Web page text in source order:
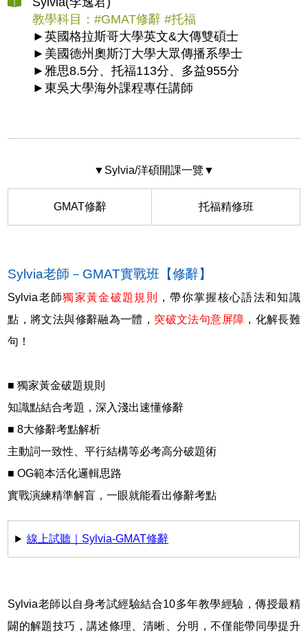
教學科目：#GMAT修辭 #托福
►英國格拉斯哥大學英文&大傳雙碩士
►美國德州奧斯汀大學大眾傳播系學士
►雅思8.5分、托福113分、多益955分
►東吳大學海外課程專任講師
▼Sylvia/洋碩開課一覽▼
GMAT修辭 托福精修班
Sylvia老師－GMAT實戰班【修辭】
Sylvia老師獨家黃金破題規則
，帶你掌握核心語法和知識
點，將文法與修辭融為一體， 突破文法句意屏障 ，化解長難
句！
■ 獨家黃金破題規則
知識點結合考題，深入淺出速懂修辭
■ 8大修辭考點解析
主動詞一致性、平行結構等必考高分破題術
■ OG範本活化邏輯思路
實戰演練精準解盲，一眼就能看出修辭考點
線上試聽｜Sylvia-GMAT修辭
Sylvia老師以自身考試經驗結合10多年教學經驗，傳授最精
闢的解題技巧，講述條理、清晰、分明，不僅能帶同學提升